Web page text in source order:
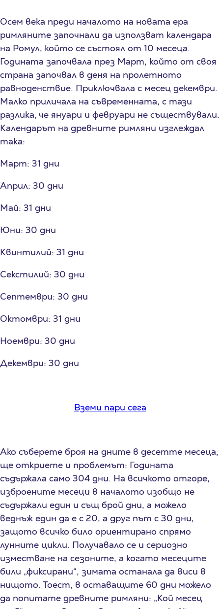
Осем века преди началото на новата ера
римляните започнали да използват календара
на Ромул, който се състоял от 10 месеца.
Годината започвала през Март, който от своя
страна започвал в деня на пролетното
равноденствие. Приключвала с месец декември.
Малко приличала на съвременната, с тази
разлика, че януари и февруари не съществували.
Календарът на древните римляни изглеждал
така:
Март: 31 дни
Април: 30 дни
Май: 31 дни
Юни: 30 дни
Квинтилий: 31 дни
Секстилий: 30 дни
Септември: 30 дни
Октомври: 31 дни
Ноември: 30 дни
Декември: 30 дни
Вземи пари сега
Ако съберете броя на дните в десетте месеца,
ще откриете и проблемът: Годината
съдържала само 304 дни. На всичкото отгоре,
изброените месеци в началото изобщо не
съдържали един и същ брой дни, а можело
веднъж един да е с 20, а друг път с 30 дни,
защото всичко било ориентирано спрямо
лунните цикли. Получавало се и сериозно
изместване на сезоните, а когато месеците
били „фиксирани“, зимата останала да виси в
нищото. Тоест, в оставащите 60 дни можело
да попитате древните римляни: „Кой месец